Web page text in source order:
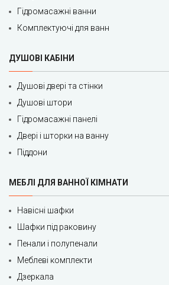
Гідромасажні ванни
Комплектуючі для ванн
ДУШОВІ КАБІНИ
Душові двері та стінки
Душові штори
Гідромасажні панелі
Двері і шторки на ванну
Піддони
МЕБЛІ ДЛЯ ВАННОЇ КІМНАТИ
Навісні шафки
Шафки під раковину
Пенали і полупенали
Меблеві комплекти
Дзеркала